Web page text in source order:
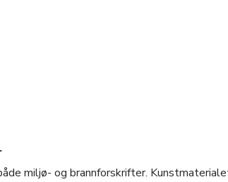
miljø- og brannforskrifter.